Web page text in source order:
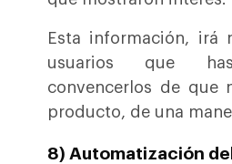
Esta información, irá
usuarios que
convencerlos de que
producto, de una
8) Automatización